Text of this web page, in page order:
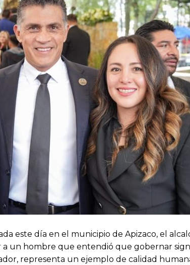
este día en el municipio de Apizaco, el
a un hombre que entendió que gobernar
representa un ejemplo de calidad